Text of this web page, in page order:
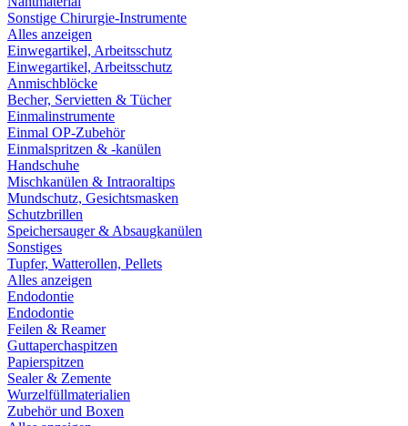
Sonstige Chirurgie-Instrumente
Alles anzeigen
Einwegartikel, Arbeitsschutz
Einwegartikel, Arbeitsschutz
Anmischblöcke
Becher, Servietten & Tücher
Einmalinstrumente
Einmal OP-Zubehör
Einmalspritzen & -kanülen
Handschuhe
Mischkanülen & Intraoraltips
Mundschutz, Gesichtsmasken
Schutzbrillen
Speichersauger & Absaugkanülen
Sonstiges
Tupfer, Watterollen, Pellets
Alles anzeigen
Endodontie
Endodontie
Feilen & Reamer
Guttaperchaspitzen
Papierspitzen
Sealer & Zemente
Wurzelfüllmaterialien
Zubehör und Boxen